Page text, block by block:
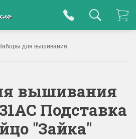
для вышивания
вышивания
Подставка
"Зайка"